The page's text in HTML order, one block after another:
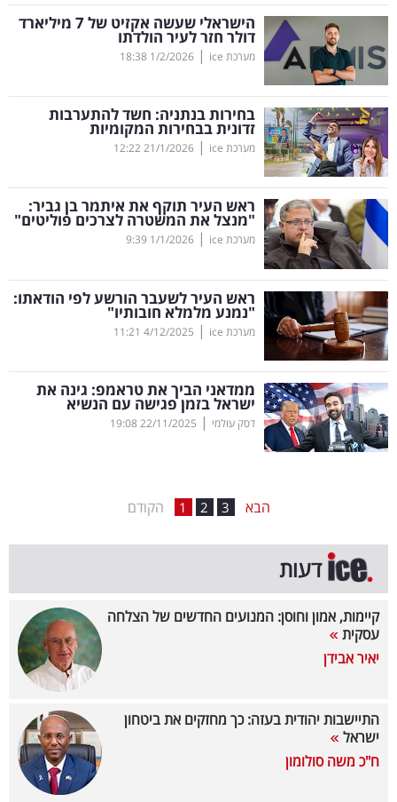
טלוויזיה
עסקי
ספורט
קריירה
ולימודים
מינויים
רייטינג
רכב
בריאות
תרבות
ופנאי
תיירות
המילון
הכלכלי
פודקאסט
40
הישראלי שעשה אקזיט של 7 מיליארד
דולר חזר לעיר הולדתו
מערכת ice |
1/2/2026
18:38
בחירות בנתניה: חשד להתערבות
זדונית בבחירות המקומיות
מערכת ice |
21/1/2026
12:22
ראש העיר תוקף את איתמר בן גביר:
"מנצל את המשטרה לצרכים פוליטים"
מערכת ice |
1/1/2026
9:39
ראש העיר לשעבר הורשע לפי הודאתו:
"נמנע מלמלא חובותיו"
מערכת ice |
4/12/2025
11:21
ממדאני הביך את טראמפ: גינה את
ישראל בזמן פגישה עם הנשיא
דסק עולמי |
22/11/2025
19:08
הקודם 1 2 3 הבא
דעות
קיימות, אמון וחוסן: המנועים החדשים של הצלחה
עסקית
יאיר אבידן
התיישבות יהודית בעזה: כך מחזקים את ביטחון
ישראל
ח"כ משה סולומון